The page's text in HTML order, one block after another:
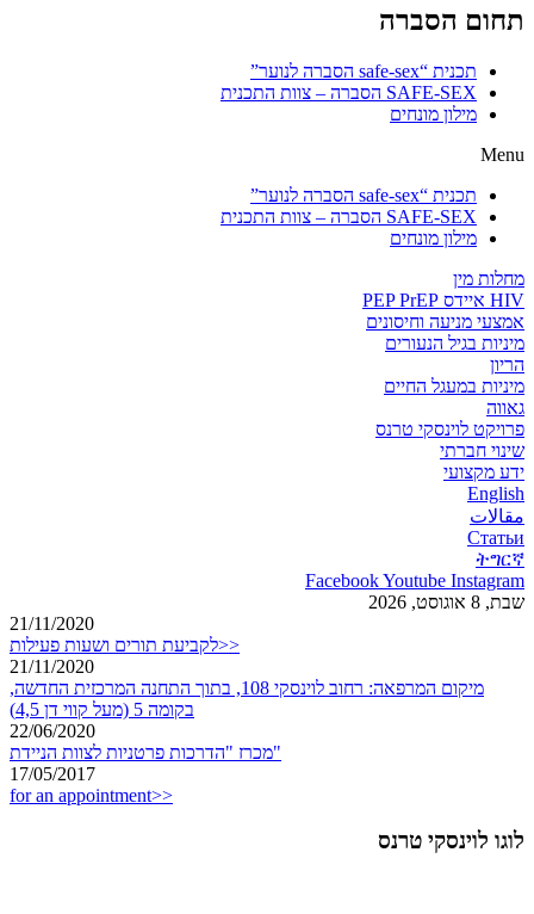
תחום הסברה
תכנית “safe-sex הסברה לנוער”
SAFE-SEX הסברה – צוות התכנית
מילון מונחים
Menu
תכנית “safe-sex הסברה לנוער”
SAFE-SEX הסברה – צוות התכנית
מילון מונחים
מחלות מין
HIV איידס PEP PrEP
אמצעי מניעה וחיסונים
מיניות בגיל הנעורים
הריון
מיניות במעגל החיים
גאווה
פרויקט לוינסקי טרנס
שינוי חברתי
ידע מקצועי
English
مقالات
Статьи
ትግርኛ
FacebookYoutube Instagram
שבת, 8 אוגוסט, 2026
21/11/2020
לקביעת תורים ושעות פעילות>>
21/11/2020
מיקום המרפאה: רחוב לוינסקי 108, בתוך התחנה המרכזית החדשה,
בקומה 5 (מעל קווי דן 4,5)
22/06/2020
מכרז "הדרכות פרטניות לצוות הניידת"
17/05/2017
for an appointment>>
לוגו לוינסקי טרנס